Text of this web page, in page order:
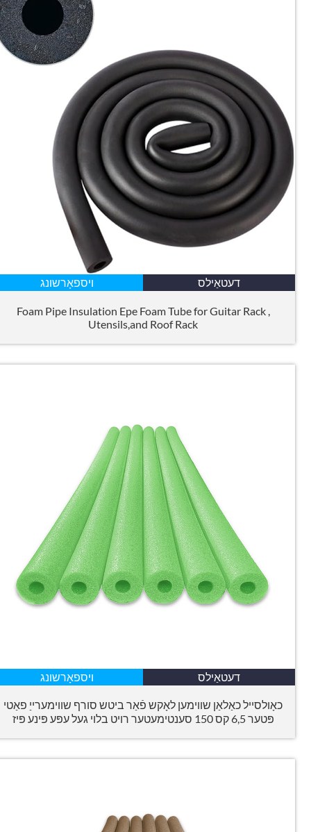
דעטאַילס ויספאָרשונג
Foam Pipe Insulation Epe Foam Tube for Guitar Rack
Utensils,and Roof Rack
דעטאַילס ויספאָרשונג
כאָולסייל כאַלאַן שווימען לאָקש פֿאַר ביטש סורף שווימערייַ פאַטי
פּטער 6,5 קס 150 סענטימעטער רויט בלוי געל עפּע פּינע פּיז